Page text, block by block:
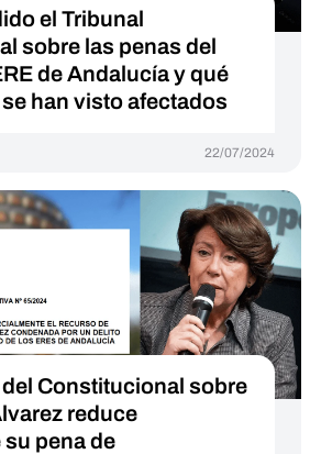
el Tribunal
sobre las penas del
de Andalucía y qué
han visto afectados
22/07/2024
Constitucional sobre
reduce
pena de